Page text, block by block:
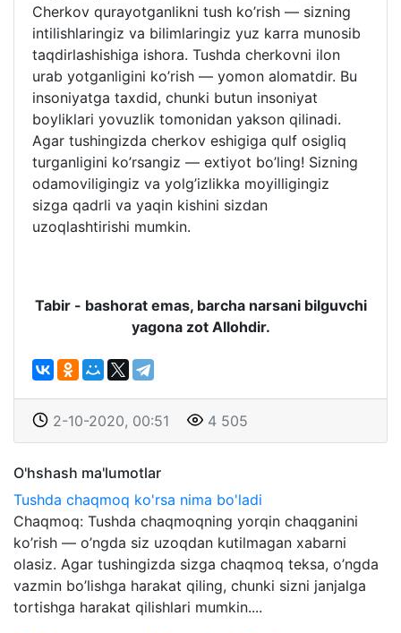
Cherkov qurayotganlikni tush ko’rish — sizning
intilishlaringiz va bilimlaringiz yuz karra munosib
taqdirlashishiga ishora. Tushda cherkovni ilon
urab yotganligini ko’rish — yomon alomatdir. Bu
insoniyatga taxdid, chunki butun insoniyat
boyliklari yovuzlik tomonidan yakson qilinadi.
Agar tushingizda cherkov eshigiga qulf osigliq
turganligini ko’rsangiz — extiyot bo’ling! Sizning
odamoviligingiz va yolg’izlikka moyilligingiz
sizga qadrli va yaqin kishini sizdan
uzoqlashtirishi mumkin.
Tabir - bashorat emas, barcha narsani bilguvchi
yagona zot Allohdir.
2-10-2020, 00:51 4 505
O'hshash ma'lumotlar
Tushda chaqmoq ko'rsa nima bo'ladi
Chaqmoq: Tushda chaqmoqning yorqin chaqganini
ko’rish — o’ngda siz uzoqdan kutilmagan xabarni
olasiz. Agar tushingizda sizga chaqmoq teksa, o’ngda
vazmin bo’lishga harakat qiling, chunki sizni janjalga
tortishga harakat qilishlari mumkin....